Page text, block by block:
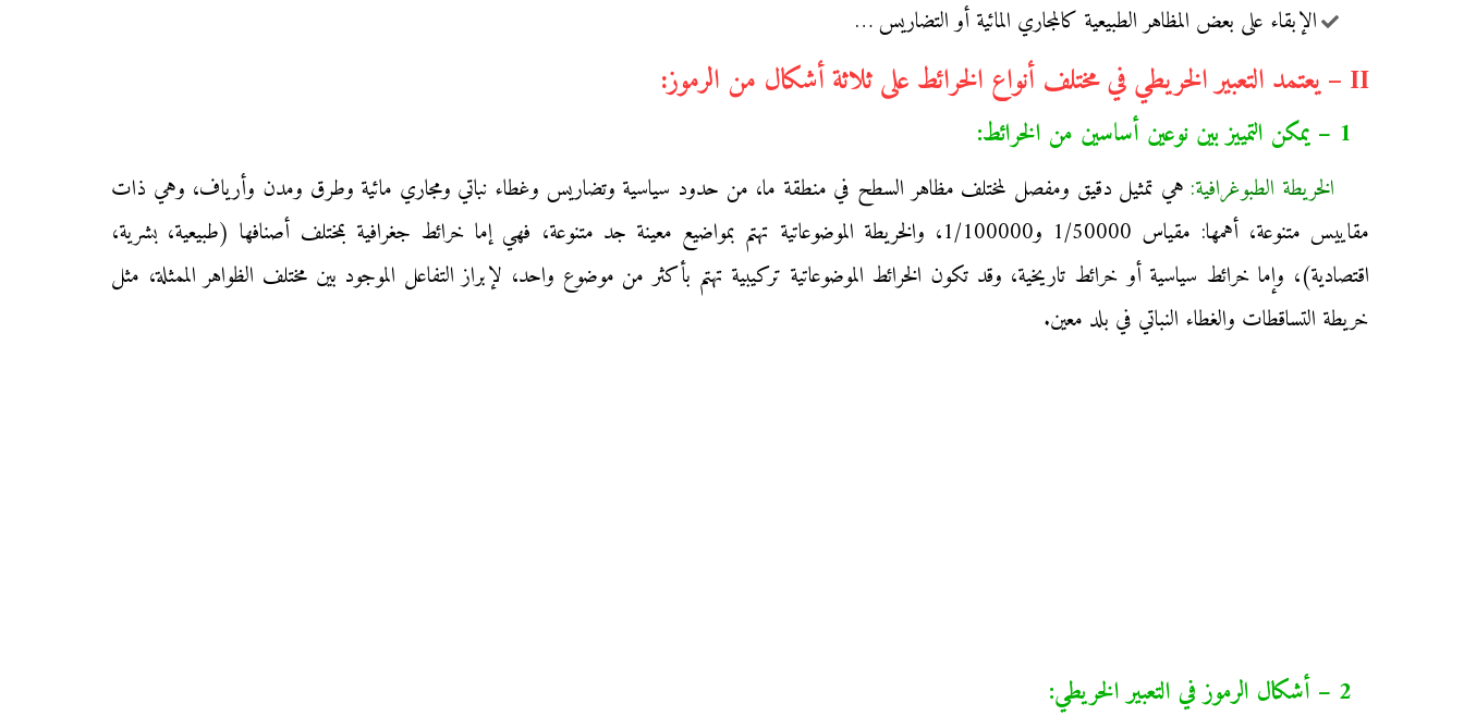
الإبقاء على بعض المظاهر الطبيعية كالمجاري المائية أو التضاريس …
II – يعتمد التعبير الخريطي في مختلف أنواع الخرائط على ثلاثة أشكال من الرموز:
1 – يمكن التمييز بين نوعين أساسين من الخرائط:
الخريطة الطبوغرافية: هي تمثيل دقيق ومفصل لمختلف مظاهر السطح في منطقة ما، من حدود سياسية وتضاريس وغطاء نباتي ومجاري مائية وطرق ومدن وأرياف، وهي ذات
مقاييس متنوعة، أهمها: مقياس 1/50000 و1/100000، والخريطة الموضوعاتية تهتم بمواضيع معينة جد متنوعة، فهي إما خرائط جغرافية بمختلف أصنافها (طبيعية، بشرية،
اقتصادية)، وإما خرائط سياسية أو خرائط تاريخية، وقد تكون الخرائط الموضوعاتية تركيبية تهتم بأكثر من موضوع واحد، لإبراز التفاعل الموجود بين مختلف الظواهر الممثلة، مثل
خريطة التساقطات والغطاء النباتي في بلد معين.
2 – أشكال الرموز في التعبير الخريطي: